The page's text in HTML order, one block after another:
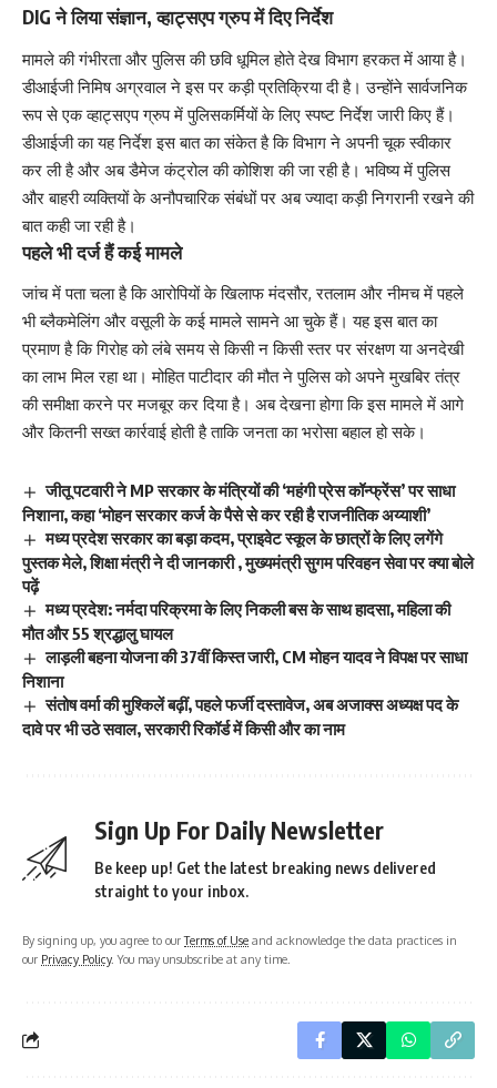
DIG ने लिया संज्ञान, व्हाट्सएप ग्रुप में दिए निर्देश
मामले की गंभीरता और पुलिस की छवि धूमिल होते देख विभाग हरकत में आया है।
डीआईजी निमिष अग्रवाल ने इस पर कड़ी प्रतिक्रिया दी है। उन्होंने सार्वजनिक
रूप से एक व्हाट्सएप ग्रुप में पुलिसकर्मियों के लिए स्पष्ट निर्देश जारी किए हैं।
डीआईजी का यह निर्देश इस बात का संकेत है कि विभाग ने अपनी चूक स्वीकार
कर ली है और अब डैमेज कंट्रोल की कोशिश की जा रही है। भविष्य में पुलिस
और बाहरी व्यक्तियों के अनौपचारिक संबंधों पर अब ज्यादा कड़ी निगरानी रखने की
बात कही जा रही है।
पहले भी दर्ज हैं कई मामले
जांच में पता चला है कि आरोपियों के खिलाफ मंदसौर, रतलाम और नीमच में पहले
भी ब्लैकमेलिंग और वसूली के कई मामले सामने आ चुके हैं। यह इस बात का
प्रमाण है कि गिरोह को लंबे समय से किसी न किसी स्तर पर संरक्षण या अनदेखी
का लाभ मिल रहा था। मोहित पाटीदार की मौत ने पुलिस को अपने मुखबिर तंत्र
की समीक्षा करने पर मजबूर कर दिया है। अब देखना होगा कि इस मामले में आगे
और कितनी सख्त कार्रवाई होती है ताकि जनता का भरोसा बहाल हो सके।
जीतू पटवारी ने MP सरकार के मंत्रियों की ‘महंगी प्रेस कॉन्फ्रेंस’ पर साधा
निशाना, कहा ‘मोहन सरकार कर्ज के पैसे से कर रही है राजनीतिक अय्याशी’
मध्य प्रदेश सरकार का बड़ा कदम, प्राइवेट स्कूल के छात्रों के लिए लगेंगे
पुस्तक मेले, शिक्षा मंत्री ने दी जानकारी , मुख्यमंत्री सुगम परिवहन सेवा पर क्या बोले
पढ़ें
मध्य प्रदेश: नर्मदा परिक्रमा के लिए निकली बस के साथ हादसा, महिला की
मौत और 55 श्रद्धालु घायल
लाड़ली बहना योजना की 37वीं किस्त जारी, CM मोहन यादव ने विपक्ष पर साधा
निशाना
संतोष वर्मा की मुश्किलें बढ़ीं, पहले फर्जी दस्तावेज, अब अजाक्स अध्यक्ष पद के
दावे पर भी उठे सवाल, सरकारी रिकॉर्ड में किसी और का नाम
Sign Up For Daily Newsletter
Be keep up! Get the latest breaking news delivered
straight to your inbox.
By signing up, you agree to ourTerms of Use and acknowledge the data practices in
our Privacy Policy. You may unsubscribe at any time.